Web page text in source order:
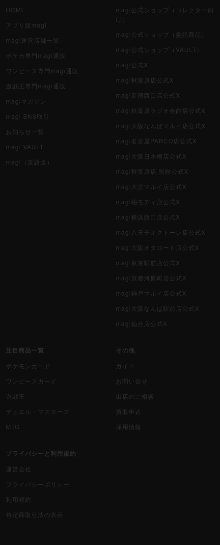
HOME
アプリ版magi
magi運営店舗一覧
ポケカ専門magi通販
ワンピース専門magi通販
遊戯王専門magi通販
magiマガジン
magi SNS取引
お知らせ一覧
magi VAULT
magi（英語版）
magi公式ショップ（コレクター向
け）
magi公式ショップ（委託商品）
magi公式ショップ（VAULT）
magi公式X
magi秋葉原店公式X
magi新宿西口店公式X
magi秋葉原ラジオ会館店公式X
magi大阪なんばマルイ店公式X
magi名古屋PARCO店公式X
magi大阪日本橋店公式X
magi秋葉原店 別館公式X
magi大宮マルイ店公式X
magi柏モディ店公式X
magi横浜西口店公式X
magi八王子オクトーレ店公式X
magi大阪オタロード店公式X
magi東京駅前店公式X
magi京都河原町店公式X
magi神戸マルイ店公式X
magi大阪なんば駅前店公式X
magi仙台店公式X
注目商品一覧
ポケモンカード
ワンピースカード
遊戯王
デュエル・マスターズ
MTG
その他
ガイド
お問い合せ
出店のご相談
買取申込
採用情報
プライバシーと利用規約
運営会社
プライバシーポリシー
利用規約
特定商取引法の表示